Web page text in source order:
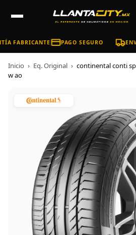
FABRICANTE PAGO SEGURO
Inicio › Eq. Original › continental conti
w ao